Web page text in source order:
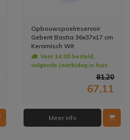
Opbouwspoelreservoir
Geberit Bastia 36x37x17 cm
Keramisch Wit
Voor 14:00 besteld,
volgende (werk)dag in huis
81,20
67,11
Meer info